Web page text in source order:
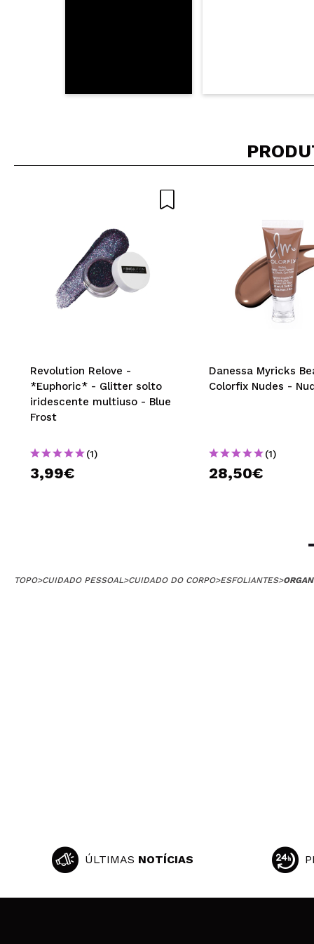
Revolution Relove -
*Euphoric* - Glitter solto
iridescente multiuso - Blue
Frost
(1)
3,99€
Danessa Myricks
Colorfix Nudes -
(1)
28,50€
TOPO>CUIDADO PESSOAL>CUIDADO DO CORPO>ESFOLIANTES>
ÚLTIMAS NOTÍCIAS